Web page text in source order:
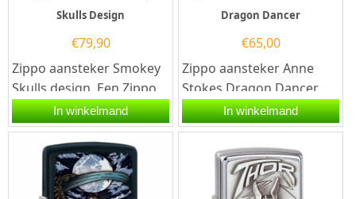
Skulls Design
€79,90
Zippo aansteker Smokey
Skulls design. Een Zippo
aansteker is een
kwalitatief...
In winkelmand
Dragon Dancer
€65,00
Zippo aansteker Anne
Stokes Dragon Dancer
met Zippo code
60.003.474.Een Zippo
aansteker is een...
In winkelmand